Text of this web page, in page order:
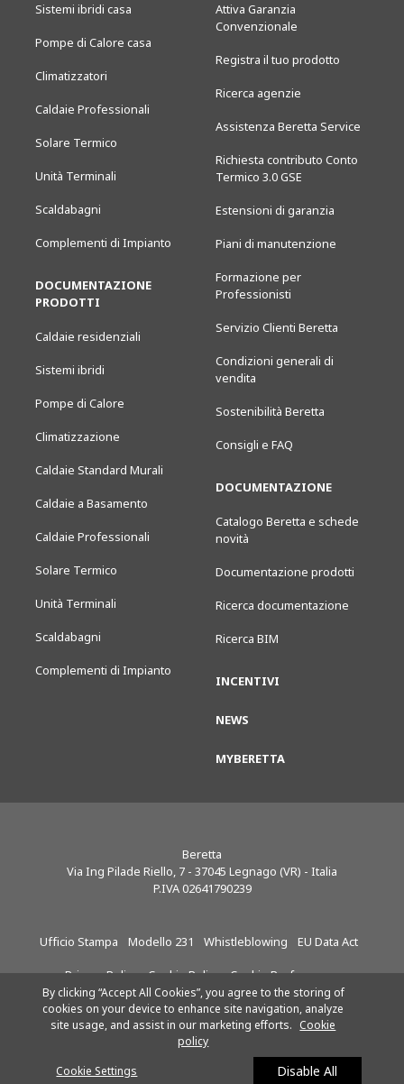
Sistemi ibridi casa
Pompe di Calore casa
Climatizzatori
Caldaie Professionali
Solare Termico
Unità Terminali
Scaldabagni
Complementi di Impianto
DOCUMENTAZIONE
PRODOTTI
Caldaie residenziali
Sistemi ibridi
Pompe di Calore
Climatizzazione
Caldaie Standard Murali
Caldaie a Basamento
Caldaie Professionali
Solare Termico
Unità Terminali
Scaldabagni
Complementi di Impianto
Attiva Garanzia
Convenzionale
Registra il tuo prodotto
Ricerca agenzie
Assistenza Beretta Service
Richiesta contributo Conto
Termico 3.0 GSE
Estensioni di garanzia
Piani di manutenzione
Formazione per
Professionisti
Servizio Clienti Beretta
Condizioni generali di
vendita
Sostenibilità Beretta
Consigli e FAQ
DOCUMENTAZIONE
Catalogo Beretta e schede
novità
Documentazione prodotti
Ricerca documentazione
Ricerca BIM
INCENTIVI
NEWS
MYBERETTA
Beretta
Via Ing Pilade Riello, 7 - 37045 Legnago (VR) - Italia
P.IVA 02641790239
Ufficio Stampa Modello 231 Whistleblowing EU Data Act
Privacy Policy Cookie Policy Cookie Preferences
DIREZIONE E AL
Seguici su:
By clicking “Accept All Cookies”, you agree to the storing of
cookies on your device to enhance site navigation, analyze
site usage, and assist in our marketing efforts. Cookie
policy
Cookie Settings
Disable All